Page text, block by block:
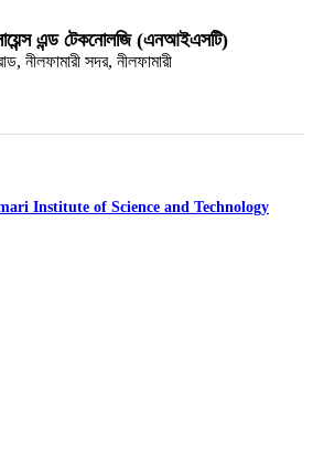
এন্ড টেকনোলজি (এনআইএসটি)
নীলফামারী সদর, নীলফামারী
Institute of Science and Technology